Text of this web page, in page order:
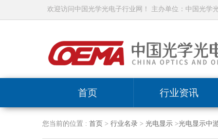
欢迎访问中国光学光电子行业网！ 主办单位：中国光学
首页 行业资讯
您当前的位置 : 首页 > 行业名录> 光电显示>光电显示中